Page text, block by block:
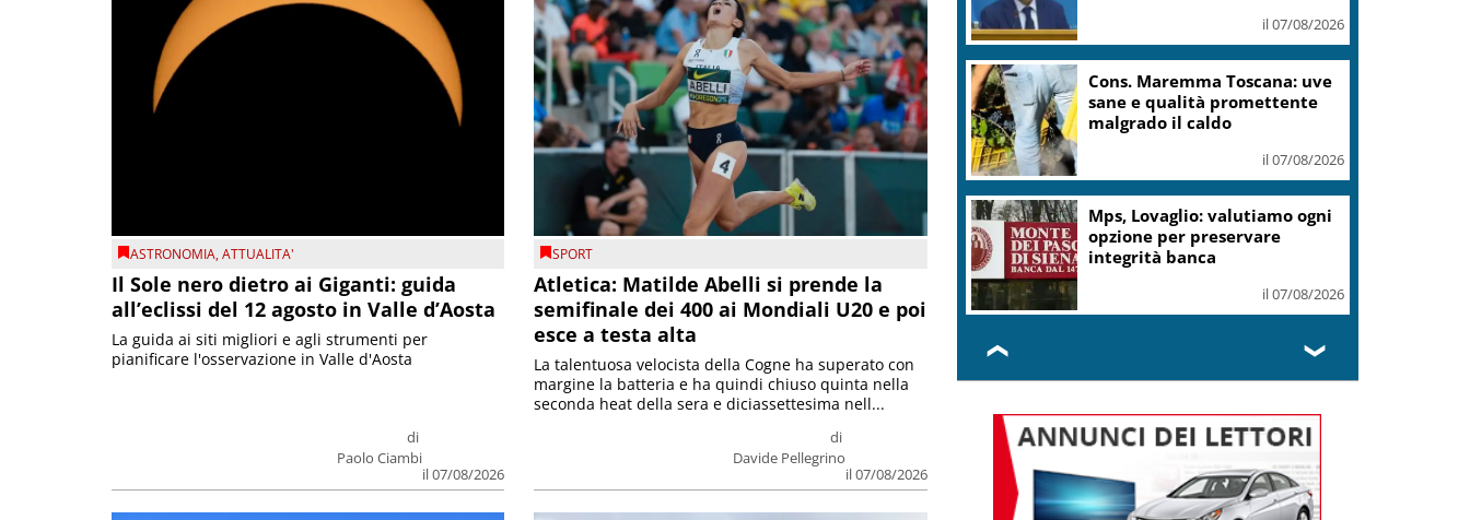
ASTRONOMIA,ATTUALITA'
Il Sole nero dietro ai Giganti: guida
all’eclissi del 12 agosto in Valle d’Aosta
di
Paolo Ciambi
il 07/08/2026
La guida ai siti migliori e agli strumenti per
pianificare l'osservazione in Valle d'Aosta
SPORT
Atletica: Matilde Abelli si prende la
semifinale dei 400 ai Mondiali U20 e poi
esce a testa alta
di
Davide Pellegrino
il 07/08/2026
La talentuosa velocista della Cogne ha superato con
margine la batteria e ha quindi chiuso quinta nella
seconda heat della sera e diciassettesima nell...
il 07/08/2026
Cons. Maremma Toscana: uve
sane e qualità promettente
malgrado il caldo
il 07/08/2026
Mps, Lovaglio: valutiamo ogni
opzione per preservare
integrità banca
il 07/08/2026
❮ ❯